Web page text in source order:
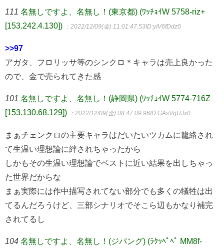
111 名無しですよ、名無し！(東京都) (ﾜｯﾁｮｲW 5758-riz+
[153.242.4.130])
：2022/12/09(金) 11:01:47.53ID:yIV6fDdz0
>>97
アガタ、フロリッサ等のシンクロ＊キャラは売上良かった
ので、金で売られてきた感
101 名無しですよ、名無し！(静岡県) (ﾜｯﾁｮｲW 5774-716Z
[153.130.68.129])
：2022/12/09(金) 08:47:09.96ID:GAsVgUJx0
まぁチェンクロの主要キャラはだいたいツカムに籠絡され
て生温い理想論に絆されちゃったから
しかもその生温い理想論でベストに近い結果を出しちゃっ
た世界だからな
まぁ実際には作中描写されてない部分でも多くの犠牲は出
てるんだろうけど、三部シナリオでそこら辺もかなり補完
されてるし
104 名無しですよ、名無し！(ジパング) (ﾗｸｯﾍﾟﾍﾟ MM8f-